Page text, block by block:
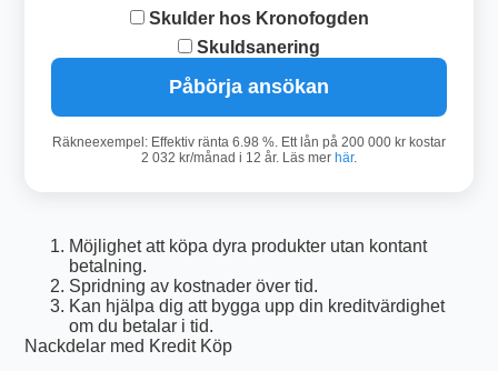
Skulder hos Kronofogden
Skuldsanering
Påbörja ansökan
Räkneexempel: Effektiv ränta 6.98 %. Ett lån på 200 000 kr kostar
2 032 kr/månad i 12 år. Läs mer här.
Möjlighet att köpa dyra produkter utan kontant
betalning.
Spridning av kostnader över tid.
Kan hjälpa dig att bygga upp din kreditvärdighet
om du betalar i tid.
Nackdelar med Kredit Köp